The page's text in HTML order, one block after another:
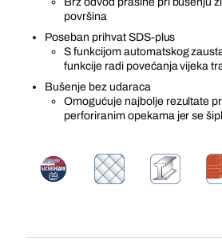
površina
Poseban prihvat SDS-plus
S funkcijom automatskog
funkcije radi povećanja vijeka
Bušenje bez udaraca
Omogućuje najbolje rezultate
perforiranim opekama jer se